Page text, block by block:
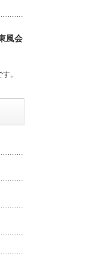
風会
。